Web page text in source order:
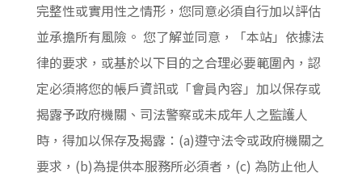
完整性或實用性之情形，您同意必須自行加以評估
並承擔所有風險。 您了解並同意，「本站」依據法
律的要求，或基於以下目的之合理必要範圍內，認
定必須將您的帳戶資訊或「會員內容」加以保存或
揭露予政府機關、司法警察或未成年人之監護人
時，得加以保存及揭露：(a)遵守法令或政府機關之
要求，(b)為提供本服務所必須者，(c) 為防止他人